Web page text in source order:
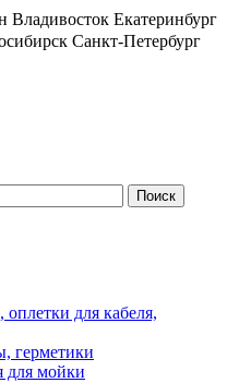
Владивосток Екатеринбург
Санкт-Петербург
для кабеля,
герметики
для мойки